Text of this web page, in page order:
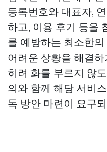
등록번호와 대표자,
하고, 이용 후기 등을
를 예방하는 최소한
어려운 상황을 해결
히려 화를 부르지 않
의와 함께 해당 서비
독 방안 마련이 요구